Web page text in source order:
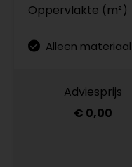
Oppervlakte (m²)
Alleen materiaal
Adviesprijs
€ 0,00